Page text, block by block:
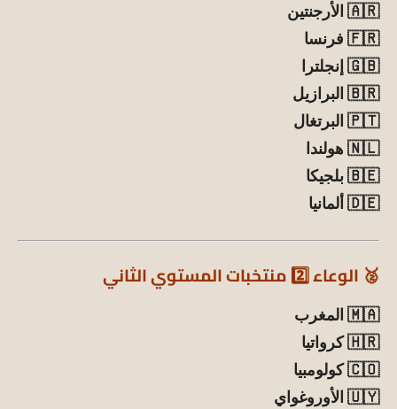
🇦🇷 الأرجنتين
🇫🇷 فرنسا
🇬🇧 إنجلترا
🇧🇷 البرازيل
🇵🇹 البرتغال
🇳🇱 هولندا
🇧🇪 بلجيكا
🇩🇪 ألمانيا
🥈 الوعاء 2️⃣ منتخبات المستوي الثاني
🇲🇦 المغرب
🇭🇷 كرواتيا
🇨🇴 كولومبيا
🇺🇾 الأوروغواي